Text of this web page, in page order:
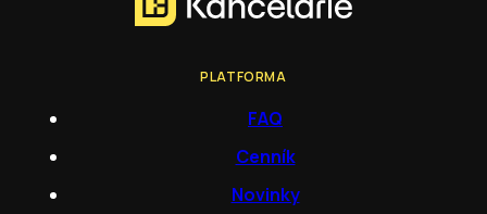
PLATFORMA
FAQ
Cenník
Novinky